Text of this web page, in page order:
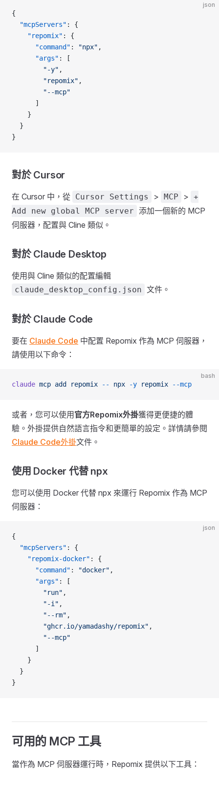
json
{
  "mcpServers"
: {
    "repomix"
: {
      "command"
: "npx" ,
      "args"
: [
        "-y"
,
        "repomix"
,
        "--mcp"
      ]
    }
  }
}
對於 Cursor
在 Cursor 中，從 Cursor Settings > MCP > +
Add new global MCP server 添加一個新的 MCP
伺服器，配置與 Cline 類似。
對於 Claude Desktop
使用與 Cline 類似的配置編輯
claude_desktop_config.json 文件。
對於 Claude Code
要在 Claude Code 中配置 Repomix 作為 MCP 伺服器，
請使用以下命令：
bash
claude mcp add repomix -- npx -y repomix --mcp
或者，您可以使用 官方Repomix外掛獲得更便捷的體
驗。外掛提供自然語言指令和更簡單的設定。詳情請參閱
Claude Code外掛文件。
使用 Docker 代替 npx
您可以使用 Docker 代替 npx 來運行 Repomix 作為 MCP
伺服器：
json
{
  "mcpServers"
: {
    "repomix-docker"
: {
      "command"
: "docker" ,
      "args"
: [
        "run"
,
        "-i"
,
        "--rm"
,
        "ghcr.io/yamadashy/repomix"
,
        "--mcp"
      ]
    }
  }
}
可用的 MCP 工具
當作為 MCP 伺服器運行時，Repomix 提供以下工具：